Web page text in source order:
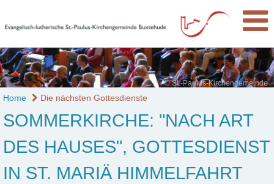
© St.-Paulus-Kirchengemeinde
Home Die nächsten Gottesdienste
SOMMERKIRCHE: "NACH ART
DES HAUSES", GOTTESDIENST
IN ST. MARIÄ HIMMELFAHRT